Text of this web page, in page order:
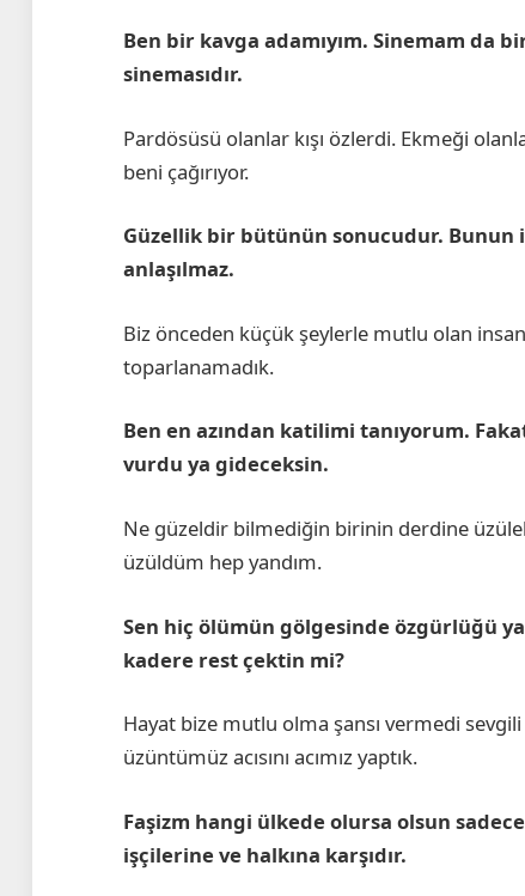
Ben bir kavga adamıyım. Sinemam da
sinemasıdır.
Pardösüsü olanlar kışı özlerdi. Ekmeği
beni çağırıyor.
Güzellik bir bütünün sonucudur. Bunun
anlaşılmaz.
Biz önceden küçük şeylerle mutlu olan
toparlanamadık.
Ben en azından katilimi tanıyorum.
vurdu ya gideceksin.
Ne güzeldir bilmediğin birinin derdine
üzüldüm hep yandım.
Sen hiç ölümün gölgesinde özgürlüğü
kadere rest çektin mi?
Hayat bize mutlu olma şansı vermedi
üzüntümüz acısını acımız yaptık.
Faşizm hangi ülkede olursa olsun
işçilerine ve halkına karşıdır.